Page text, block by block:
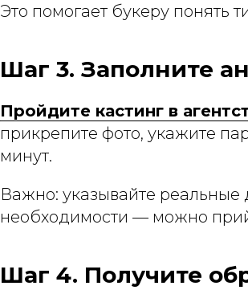
Это помогает букеру понять
Шаг 3. Заполните
Пройдите кастинг в
прикрепите фото, укажите
минут.
Важно: указывайте реальные
необходимости — можно
Шаг 4. Получите